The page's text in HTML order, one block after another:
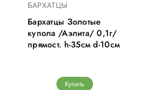
БАРХАТЦЫ
Бархатцы Золотые
купола /Аэлита/ 0,1г/
прямост. h-35см d-10см
Купить